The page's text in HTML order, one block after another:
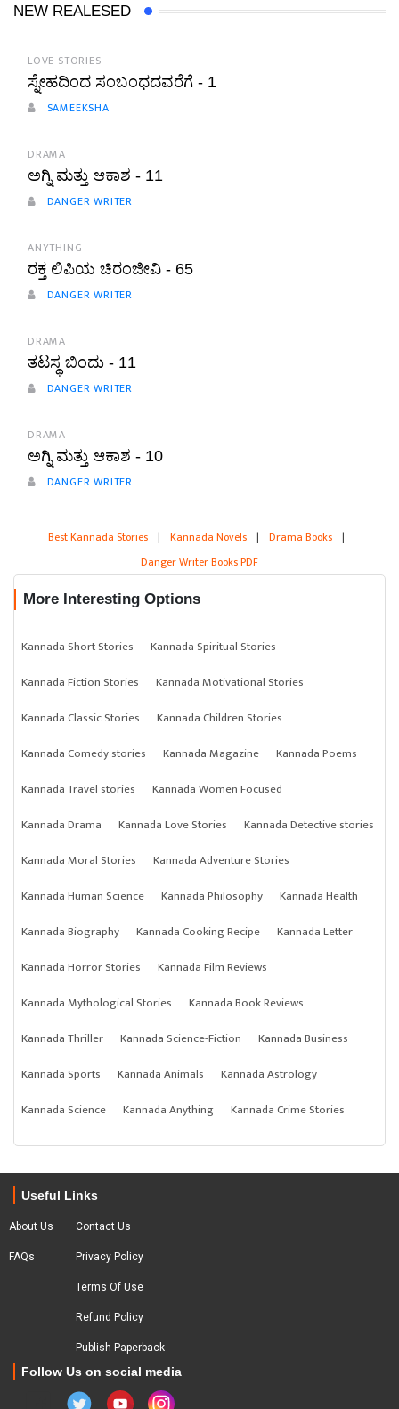
NEW REALESED
LOVE STORIES
ಸ್ನೇಹದಿಂದ ಸಂಬಂಧದವರೆಗೆ - 1
SAMEEKSHA
DRAMA
ಅಗ್ನಿ ಮತ್ತು ಆಕಾಶ - 11
DANGER WRITER
ANYTHING
ರಕ್ತ ಲಿಪಿಯ ಚಿರಂಜೀವಿ - 65
DANGER WRITER
DRAMA
ತಟಸ್ಥ ಬಿಂದು - 11
DANGER WRITER
DRAMA
ಅಗ್ನಿ ಮತ್ತು ಆಕಾಶ - 10
DANGER WRITER
Best Kannada Stories | Kannada Novels | Drama Books |
Danger Writer Books PDF
More Interesting Options
Kannada Short Stories
Kannada Spiritual Stories
Kannada Fiction Stories
Kannada Motivational Stories
Kannada Classic Stories
Kannada Children Stories
Kannada Comedy stories
Kannada Magazine
Kannada Poems
Kannada Travel stories
Kannada Women Focused
Kannada Drama
Kannada Love Stories
Kannada Detective stories
Kannada Moral Stories
Kannada Adventure Stories
Kannada Human Science
Kannada Philosophy
Kannada Health
Kannada Biography
Kannada Cooking Recipe
Kannada Letter
Kannada Horror Stories
Kannada Film Reviews
Kannada Mythological Stories
Kannada Book Reviews
Kannada Thriller
Kannada Science-Fiction
Kannada Business
Kannada Sports
Kannada Animals
Kannada Astrology
Kannada Science
Kannada Anything Kannada Crime Stories
Useful Links
About Us
FAQs
Contact Us
Privacy Policy
Terms Of Use
Refund Policy
Publish Paperback
Follow Us on social media